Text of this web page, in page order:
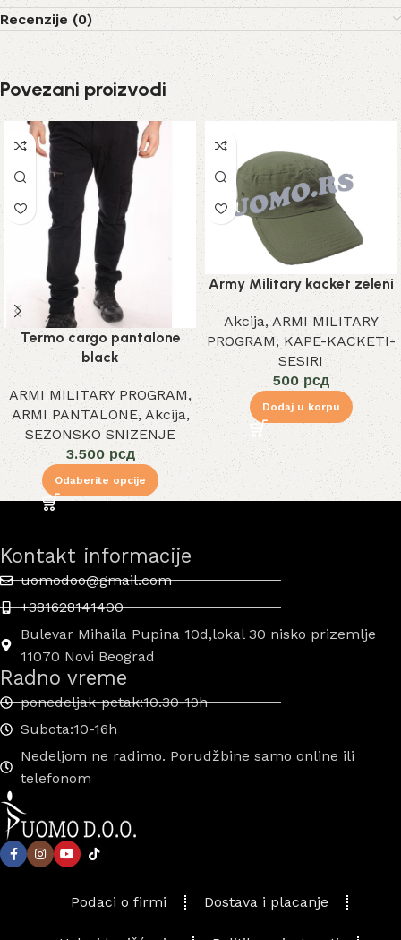
Recenzije (0)
Povezani proizvodi
Termo cargo pantalone
black
ARMI MILITARY PROGRAM,
ARMI PANTALONE,Akcija,
SEZONSKO SNIZENJE
3.500 рсд
Odaberite opcije
Army Military kacket zeleni
Akcija,ARMI MILITARY
PROGRAM, KAPE-KACKETI-
SESIRI
500рсд
Dodaj u korpu
Kontakt informacije
uomodoo@gmail.com
+381628141400
Bulevar Mihaila Pupina 10d,lokal 30 nisko prizemlje
11070 Novi Beograd
Radno vreme
ponedeljak-petak:10.30-19h
Subota:10-16h
Nedeljom ne radimo. Porudžbine samo online ili
telefonom
Podaci o firmi Dostava i placanje